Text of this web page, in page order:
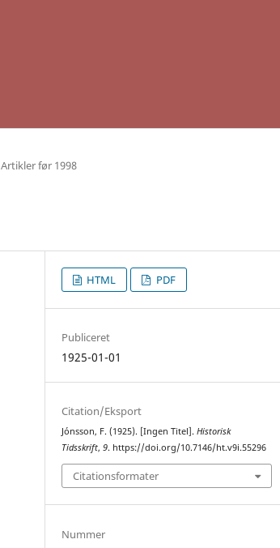
Artikler før 1998
HTML PDF
Publiceret
1925-01-01
Citation/Eksport
Jónsson, F. (1925). [Ingen Titel].Historisk
Tidsskrift,9. https://doi.org/10.7146/ht.v9i.55296
Citationsformater
Nummer